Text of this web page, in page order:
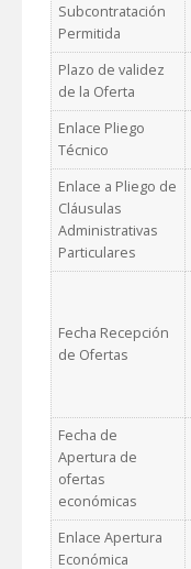
Subcontratación
Permitida
Plazo de validez
de la Oferta
Enlace Pliego
Técnico
Enlace a Pliego de
Cláusulas
Administrativas
Particulares
Fecha Recepción
de Ofertas
Fecha de
Apertura de
ofertas
económicas
Enlace Apertura
Económica